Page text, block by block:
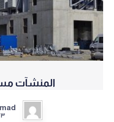
المنشآت